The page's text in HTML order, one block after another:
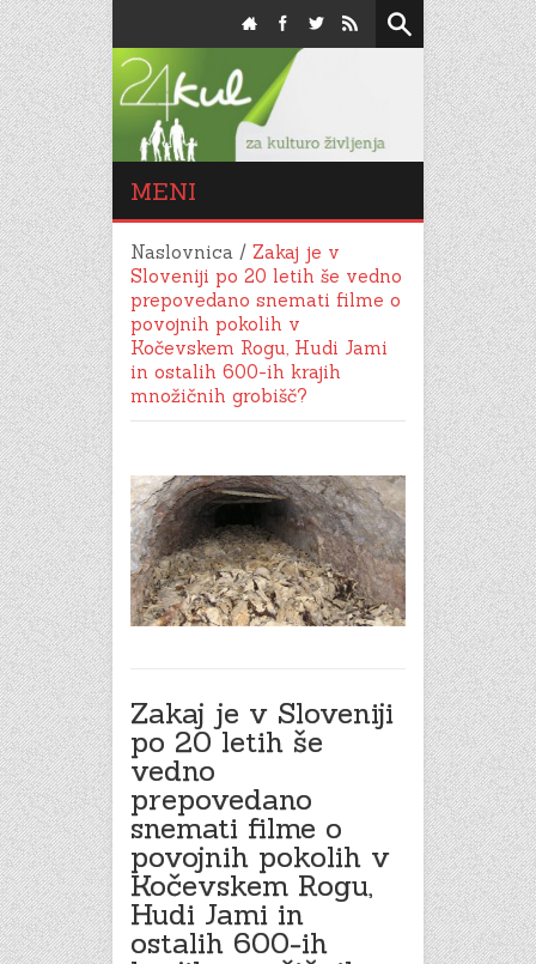
MENI
Naslovnica / Zakaj je v
Sloveniji po 20 letih še vedno
prepovedano snemati filme o
povojnih pokolih v
Kočevskem Rogu, Hudi Jami
in ostalih 600-ih krajih
množičnih grobišč?
Zakaj je v Sloveniji
po 20 letih še
vedno
prepovedano
snemati filme o
povojnih pokolih v
Kočevskem Rogu,
Hudi Jami in
ostalih 600-ih